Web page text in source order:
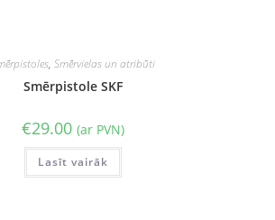
, Smērvielas un atribūti
Smērpistole SKF
€29.00 (ar PVN)
Lasīt vairāk